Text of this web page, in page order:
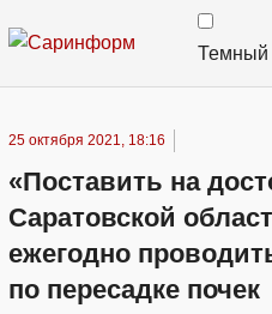
Темный
25 октября 2021, 18:16
«Поставить на
Саратовской
ежегодно
по пересадке почек